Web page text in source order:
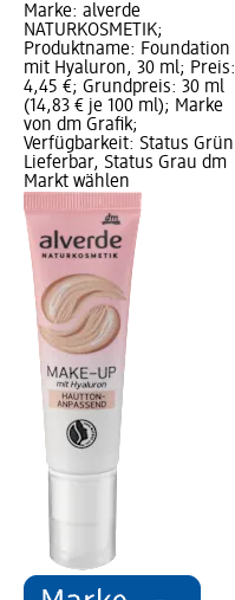
Marke: alverde
NATURKOSMETIK;
Produktname: Foundation
mit Hyaluron, 30 ml; Preis:
4,45 €; Grundpreis: 30 ml
(14,83 € je 100 ml); Marke
von dm Grafik;
Verfügbarkeit: Status Grün
Lieferbar, Status Grau dm
Markt wählen